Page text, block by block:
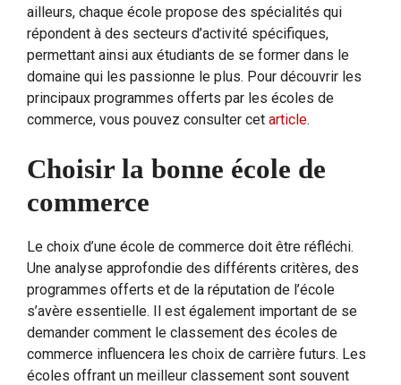
ailleurs, chaque école propose des spécialités qui
répondent à des secteurs d’activité spécifiques,
permettant ainsi aux étudiants de se former dans le
domaine qui les passionne le plus. Pour découvrir les
principaux programmes offerts par les écoles de
commerce, vous pouvez consulter cet article.
Choisir la bonne école de
commerce
Le choix d’une école de commerce doit être réfléchi.
Une analyse approfondie des différents critères, des
programmes offerts et de la réputation de l’école
s’avère essentielle. Il est également important de se
demander comment le classement des écoles de
commerce influencera les choix de carrière futurs. Les
écoles offrant un meilleur classement sont souvent